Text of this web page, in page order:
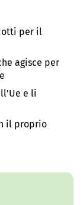
per il
agisce per
e li
il proprio